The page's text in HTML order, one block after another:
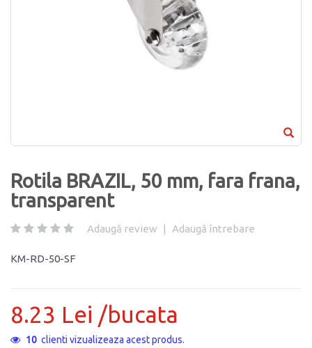
Rotila BRAZIL, 50 mm, fara frana,
transparent
Adaugă review | Adaugă întrebare
KM-RD-50-SF
8.23 Lei /bucata
10 clienti vizualizeaza acest produs.